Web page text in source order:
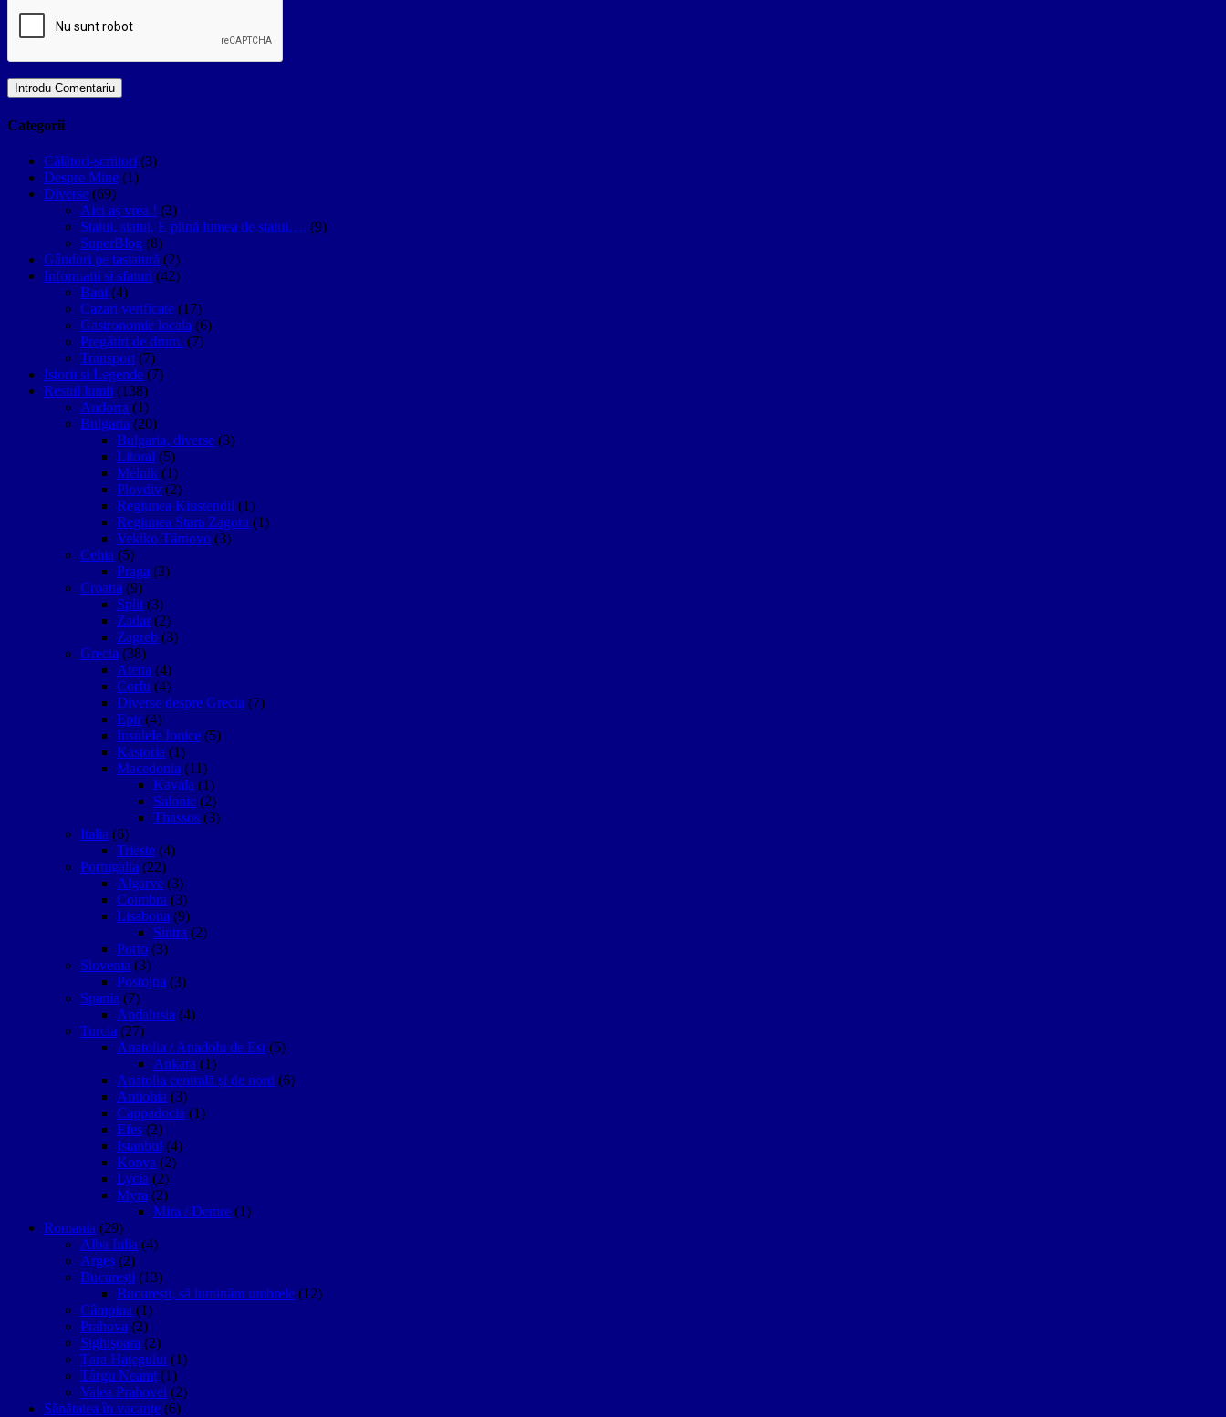
Categorii
Călători-scriitori (3)
Despre Mine (1)
Diverse (69)
Aici aș vrea ! (2)
Statui, statui, E plină lumea de statui…. (9)
SuperBlog (8)
Gânduri pe tastatură (2)
Informatii si sfaturi (42)
Bani (4)
Cazari verificate (17)
Gastronomie locala (6)
Pregătiri de drum. (7)
Transport (7)
Istorii si Legende (7)
Restul lumii (138)
Andorra (1)
Bulgaria (20)
Bulgaria, diverse (3)
Litoral (5)
Melnik (1)
Plovdiv (2)
Regiunea Kiustendil (1)
Regiunea Stara Zagora (1)
Vekiko Târnovo (3)
Cehia (5)
Praga (3)
Croatia (9)
Split (3)
Zadar (2)
Zagreb (3)
Grecia (38)
Atena (4)
Corfu (4)
Diverse despre Grecia (7)
Epir (4)
Insulele Ionice (5)
Kastoria (1)
Macedonia (11)
Kavala (1)
Salonic (2)
Thassos (3)
Italia (6)
Trieste (4)
Portugalia (22)
Algarve (3)
Coimbra (3)
Lisabona (9)
Sintra (2)
Porto (3)
Slovenia (3)
Postojna (3)
Spania (7)
Andalusia (4)
Turcia (27)
Anatolia / Anadolu de Est (5)
Ankara (1)
Anatolia centrală și de nord (6)
Antiohia (3)
Cappadocia (1)
Efes (2)
Istanbul (4)
Konya (2)
Lycia (2)
Myra (2)
Mira / Demre (1)
Romania (29)
Alba Iulia (4)
Argeș (2)
București (13)
București, să luminăm umbrele (12)
Câmpina (1)
Prahova (2)
Sighişoara (2)
Țara Hațegului (1)
Târgu Neamţ (1)
Valea Prahovei (2)
Sănătatea în vacanțe (6)